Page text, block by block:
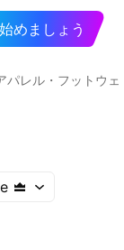
始めましょう
パレル・フットウェ